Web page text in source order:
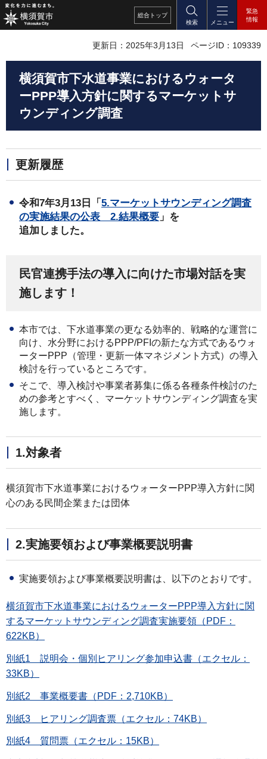
総合 トップ
検索
メニュー
緊急
情報
更新日：2025年3月13日 ページID：109339
横須賀市下水道事業におけるウォータ
ーPPP導入方針に関するマーケットサ
ウンディング調査
更新履歴
令和7年3月13日「 5.マーケットサウンディング調査
の実施結果の公表 2.結果概要 」を
追加しました。
民官連携手法の導入に向けた市場対話を実
施します！
本市では、下水道事業の更なる効率的、戦略的な運営に
向け、水分野におけるPPP/PFIの新たな方式であるウォ
ーターPPP（管理・更新一体マネジメント方式）の導入
検討を行っているところです。
そこで、導入検討や事業者募集に係る各種条件検討のた
めの参考とすべく、マーケットサウンディング調査を実
施します。
1.対象者
横須賀市下水道事業におけるウォーターPPP導入方針に関
心のある民間企業または団体
2.実施要領および事業概要説明書
実施要領および事業概要説明書は、以下のとおりです。
横須賀市下水道事業におけるウォーターPPP導入方針に関
するマーケットサウンディング調査実施要領（PDF：
622KB）
別紙1 説明会・個別ヒアリング参加申込書（エクセル：
33KB）
別紙2 事業概要書（PDF：2,710KB）
別紙3 ヒアリング調査票（エクセル：74KB）
別紙4 質問票（エクセル：15KB）